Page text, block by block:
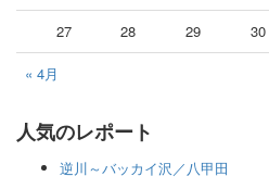
« 4月
27 28 29 30
人気のレポート
逆川～バッカイ沢／八甲田